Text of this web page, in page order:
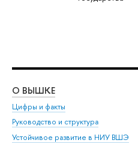
О ВЫШКЕ
Цифры и факты
Руководство и структура
Устойчивое развитие в НИУ ВШЭ